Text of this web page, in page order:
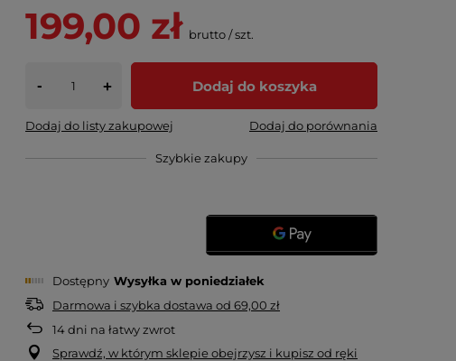
199,00 zł brutto/szt.
- + Dodaj do koszyka
Dodaj do listy zakupowej Dodaj do porównania
Szybkie zakupy
Dostępny Wysyłkaw poniedziałek
Darmowa i szybka dostawa od69,00 zł
14dni na łatwy zwrot
Sprawdź, w którym sklepie obejrzysz i kupisz od ręki